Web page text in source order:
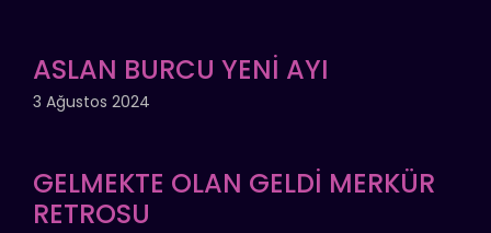
ASLAN BURCU YENİ AYI
3 Ağustos 2024
GELMEKTE OLAN GELDİ MERKÜR
RETROSU